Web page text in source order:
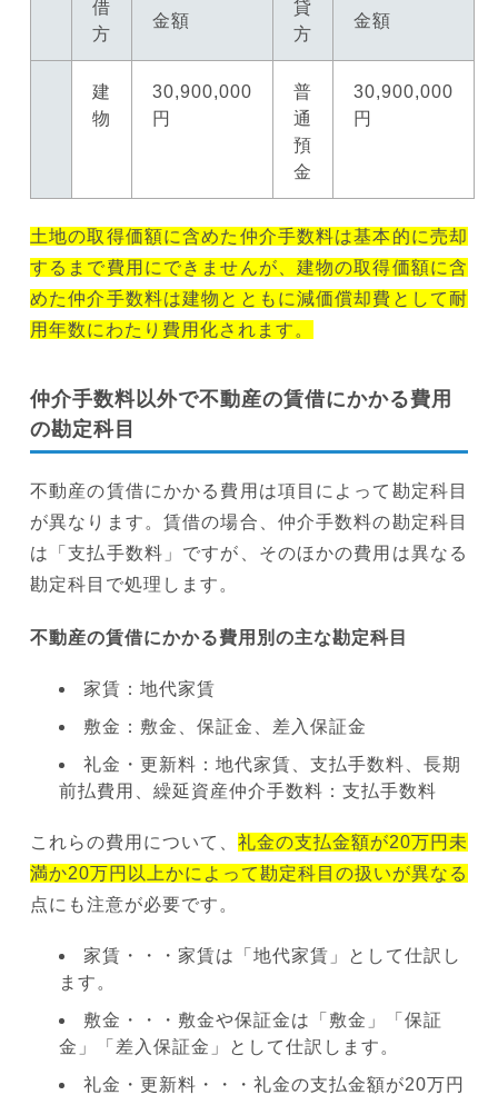
借
方
金額
貸
方
金額
建
物
30,900,000
円
普
通
預
金
30,900,000
円
土地の取得価額に含めた仲介手数料は基本的に売却
するまで費用にできませんが、建物の取得価額に含
めた仲介手数料は建物とともに減価償却費として耐
用年数にわたり費用化されます。
仲介手数料以外で不動産の賃借にかかる費用
の勘定科目
不動産の賃借にかかる費用は項目によって勘定科目
が異なります。賃借の場合、仲介手数料の勘定科目
は「支払手数料」ですが、そのほかの費用は異なる
勘定科目で処理します。
不動産の賃借にかかる費用別の主な勘定科目
家賃：地代家賃
敷金：敷金、保証金、差入保証金
礼金・更新料：地代家賃、支払手数料、長期
前払費用、繰延資産仲介手数料：支払手数料
これらの費用について、 礼金の支払金額が20万円未
満か20万円以上かによって勘定科目の扱いが異なる
点にも注意が必要です。
家賃・・・家賃は「地代家賃」として仕訳し
ます。
敷金・・・敷金や保証金は「敷金」「保証
金」「差入保証金」として仕訳します。
礼金・更新料・・・礼金の支払金額が20万円